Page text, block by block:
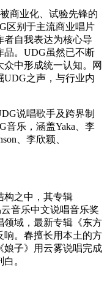
商业化、试验先锋的
区别于主流商业唱片
者自我表达为核心导
品。UDG虽然已不断
中形成统一认知。网
UDG之声，与行业内
说唱歌手及跨界制
音乐，涵盖Yaka、李
、李欣颖、
构之中，其专辑
云音乐中文说唱音乐奖
领域，最新专辑《东方
响。春擅长用本土的方
娘子》用云雾说唱完成
。